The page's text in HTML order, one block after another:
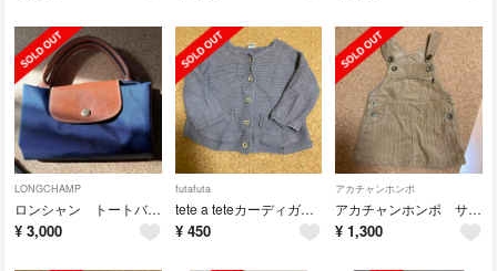
LONGCHAMP
ロンシャン トートバッグ
¥ 3,000
futafuta
tete a teteカーディガン80
¥ 450
アカチャンホンポ
アカチャンホンポ サロペット90
¥ 1,300